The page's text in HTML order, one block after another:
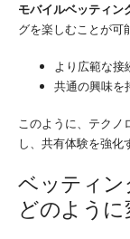
モバイルベッティン
グを楽しむことが可
より広範な接
共通の興味を
このように、テクノ
し、共有体験を強化
ベッティン
どのよう